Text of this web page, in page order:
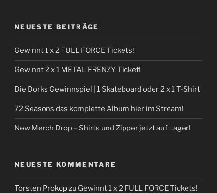
NEUESTE BEITRÄGE
Gewinnt 1 x 2 FULL FORCE Tickets!
Gewinnt 2 x 1 METAL FRENZY Ticket!
Die Dorks Gewinnspiel | 1 Skateboard oder 2 x 1 T-Shirt
72 Seasons das komplette Album hier im Stream!
New Merch Drop – Shirts und Zipper jetzt auf Lager!
NEUESTE KOMMENTARE
Torsten Prokopzu Gewinnt 1 x 2 FULL FORCE Tickets!